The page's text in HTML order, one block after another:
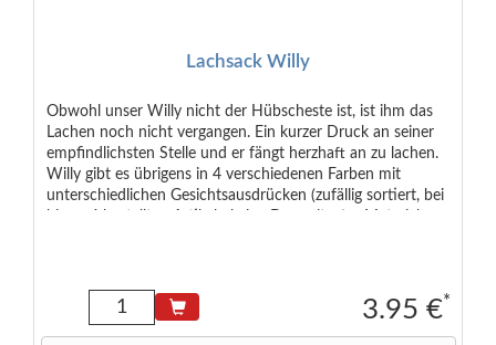
Lachsack Willy
Obwohl unser Willy nicht der Hübscheste ist, ist ihm das
Lachen noch nicht vergangen. Ein kurzer Druck an seiner
empfindlichsten Stelle und er fängt herzhaft an zu lachen.
Willy gibt es übrigens in 4 verschiedenen Farben mit
unterschiedlichen Gesichtsausdrücken (zufällig sortiert, bei
3.95 €*